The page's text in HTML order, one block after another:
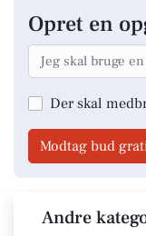
Opret en
Der skal
Modtag bud
Andre